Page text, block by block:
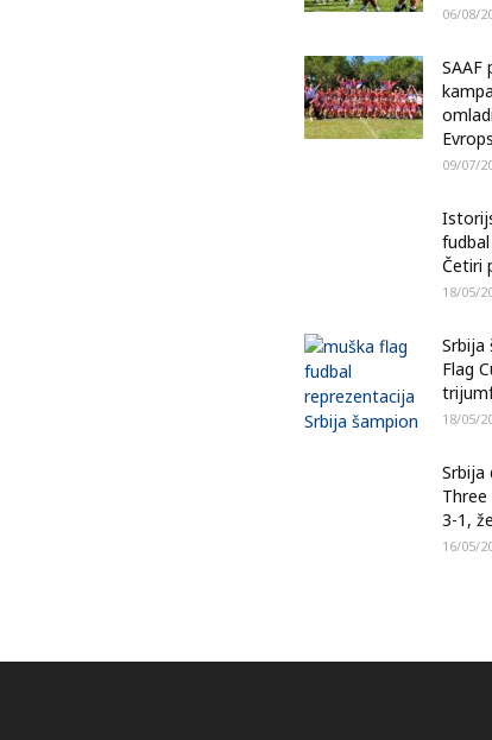
06/08/
SAAF
09/07/
Četiri
18/05/
Srbija
Flag
18/05/
Srbija
3-1,
16/05/